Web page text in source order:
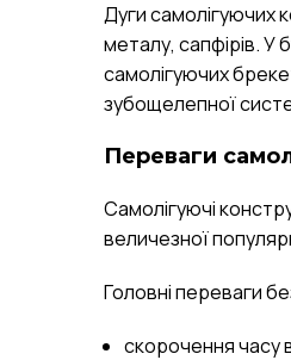
Дуги самолігуючих
металу, сапфірів.
самолігуючих
зубощелепної
Переваги
Самолігуючі
величезної
Головні переваги
скорочення часу